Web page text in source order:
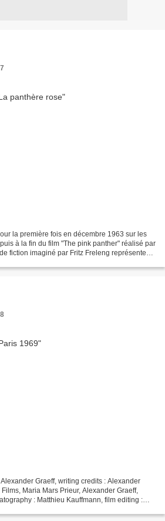
la première fois en décembre 1963 sur les
à la fin du film "The pink panther" réalisé par
fiction imaginé par Fritz Freleng représente
Graeff, writing credits : Alexander
Maria Mars Prieur, Alexander Graeff,
: Matthieu Kauffmann, film editing :